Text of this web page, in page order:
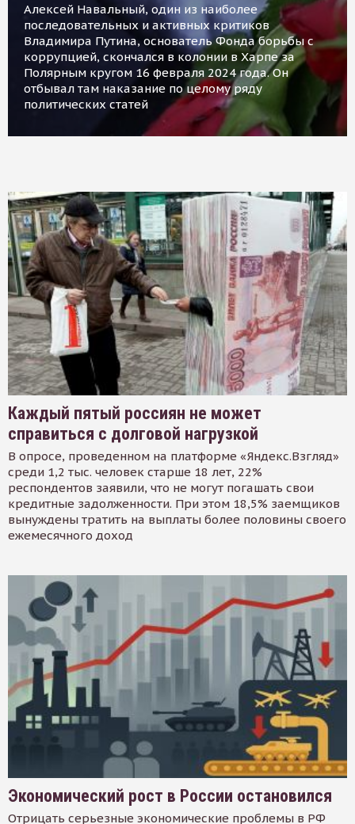
Алексей Навальный, один из наиболее
последовательных и активных критиков
Владимира Путина, основатель Фонда борьбы с
коррупцией, скончался в колонии в Харпе за
Полярным кругом 16 февраля 2024 года. Он
отбывал там наказание по целому ряду
политических статей
Каждый пятый россиян не может
справиться с долговой нагрузкой
В опросе, проведенном на платформе «Яндекс.Взгляд»
среди 1,2 тыс. человек старше 18 лет, 22%
респондентов заявили, что не могут погашать свои
кредитные задолженности. При этом 18,5% заемщиков
вынуждены тратить на выплаты более половины своего
ежемесячного доход
Экономический рост в России остановился
Отрицать серьезные экономические проблемы в РФ